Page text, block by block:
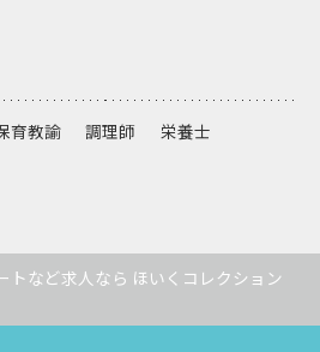
育教諭 調理師
栄養士
トなど求人なら ほいくコレクション